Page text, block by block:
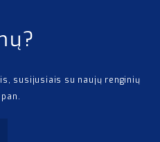
susijusiais su naujų renginių